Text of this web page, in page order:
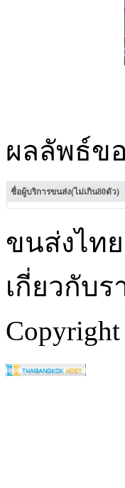
ผลลัพธ์ข
ชื่อผู้บริการขนส่ง(ไม่เกิน80ตัว)
ขนส่งไท
เกี่ยวกับ